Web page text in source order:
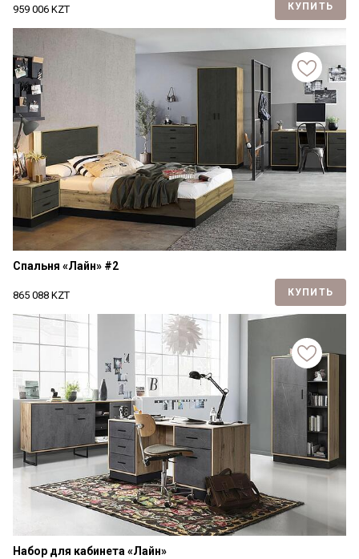
959 006 KZT КУПИТЬ
Спальня «Лайн» #2
865 088 KZT КУПИТЬ
Набор для кабинета «Лайн»